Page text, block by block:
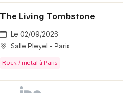
The Living Tombstone
Le 02/09/2026
Salle Pleyel - Paris
Rock / metal à Paris